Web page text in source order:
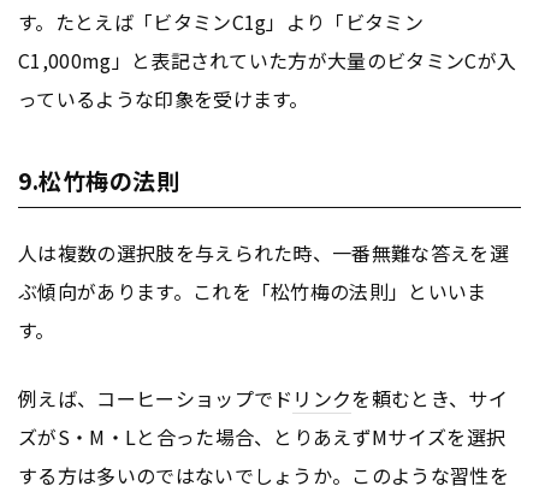
す。たとえば「ビタミンC1g」より「ビタミン
C1,000mg」と表記されていた方が大量のビタミンCが入
っているような印象を受けます。
9.松竹梅の法則
人は複数の選択肢を与えられた時、一番無難な答えを選
ぶ傾向があります。これを「松竹梅の法則」といいま
す。
例えば、コーヒーショップでド リンクを頼むとき、サイ
ズがS・M・Lと合った場合、とりあえずMサイズを選択
する方は多いのではないでしょうか。このような習性を